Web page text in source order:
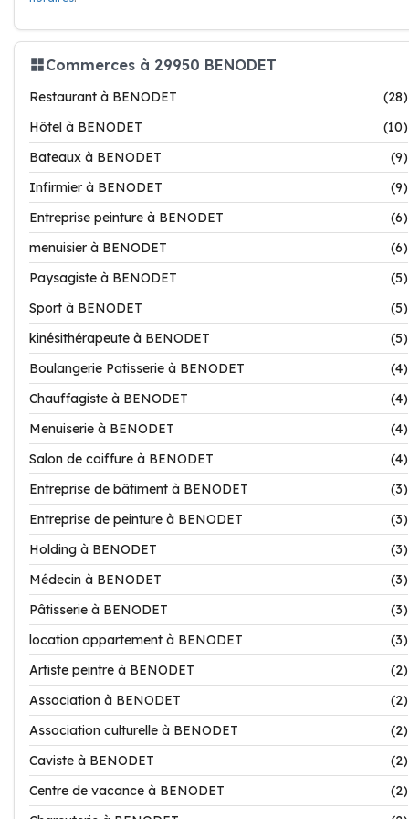
Commerces à 29950 BENODET
Restaurant à BENODET
(28)
Hôtel à BENODET
(10)
Bateaux à BENODET
(9)
Infirmier à BENODET
(9)
Entreprise peinture à BENODET
(6)
menuisier à BENODET
(6)
Paysagiste à BENODET
(5)
Sport à BENODET
(5)
kinésithérapeute à BENODET
(5)
Boulangerie Patisserie à BENODET
(4)
Chauffagiste à BENODET
(4)
Menuiserie à BENODET
(4)
Salon de coiffure à BENODET
(4)
Entreprise de bâtiment à BENODET
(3)
Entreprise de peinture à BENODET
(3)
Holding à BENODET
(3)
Médecin à BENODET
(3)
Pâtisserie à BENODET
(3)
location appartement à BENODET
(3)
Artiste peintre à BENODET
(2)
Association à BENODET
(2)
Association culturelle à BENODET
(2)
Caviste à BENODET
(2)
Centre de vacance à BENODET
(2)